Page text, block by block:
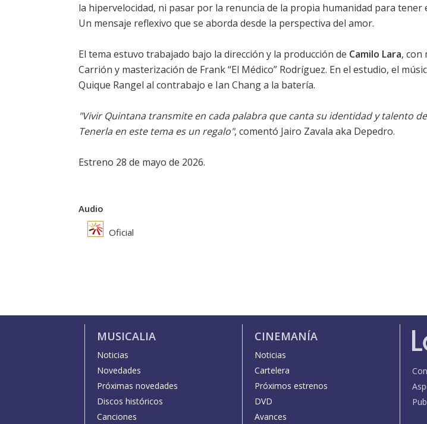
la hipervelocidad, ni pasar por la renuncia de la propia humanidad para tener
Un mensaje reflexivo que se aborda desde la perspectiva del amor.
El tema estuvo trabajado bajo la dirección y la producción de Camilo Lara, con
Carrión y masterización de Frank “El Médico” Rodríguez. En el estudio, el
Quique Rangel al contrabajo e Ian Chang a la batería.
"Vivir Quintana transmite en cada palabra que canta su identidad y talento
Tenerla en este tema es un regalo", comentó Jairo Zavala aka Depedro.
Estreno 28 de mayo de 2026.
Audio
Oficial
MUSICALIA
Noticias
Novedades
Próximas novedades
Discos históricos
Canciones
CINEMANÍA
Noticias
Cartelera
Próximos estrenos
DVD
Avances